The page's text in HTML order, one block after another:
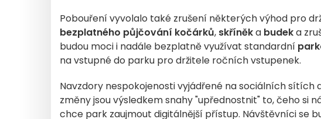
Pobouření vyvolalo také zrušení některých výhod pro
bezplatného půjčování kočárků, skříněka budeka
budou moci i nadále bezplatně využívat standardní
na vstupné do parku pro držitele ročních vstupenek.
Navzdory nespokojenosti vyjádřené na sociálních sítích
změny jsou výsledkem snahy "upřednostnit" to, čeho si
chce park zaujmout digitálnější přístup. Návštěvníci se